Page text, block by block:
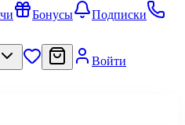
Бонусы
Подписки
Войти